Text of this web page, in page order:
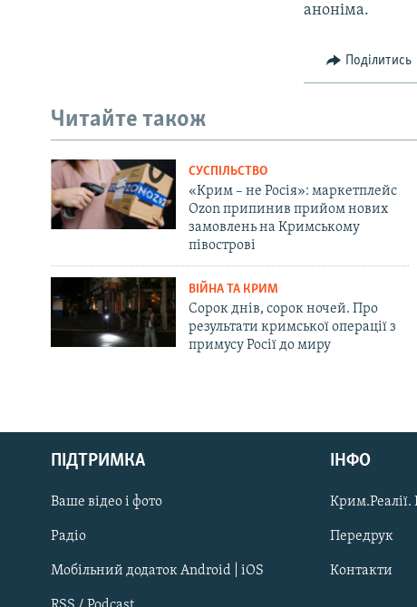
Русский
Qırımtatar
ДОЛУЧАЙСЯ!
аноніма.
Поділитись
Читайте також
СУСПІЛЬСТВО
«Крим – не Росія»: маркетплейс
Ozon припинив прийом нових
замовлень на Кримському
півострові
ВІЙНА ТА КРИМ
Сорок днів, сорок ночей. Про
результати кримської операції з
примусу Росії до миру
ПІДТРИМКА
Ваше відео і фото
Радіо
Мобільний додаток Android | iOS
ІНФО
Крим.Реалії.
Передрук
Контакти